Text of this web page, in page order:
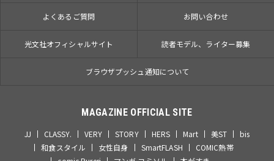
よくあるご質問 お問い合わせ
光文社オフィシャルサイト 読者モデル、ライター募集
ブラウザプッシュ通知について
MAGAZINE OFFICIAL SITE
JJ CLASSY. VERY STORY HERS Mart 美ST
bis
和食スタイル
女性自身 SmartFLASH
COMIC熱帯